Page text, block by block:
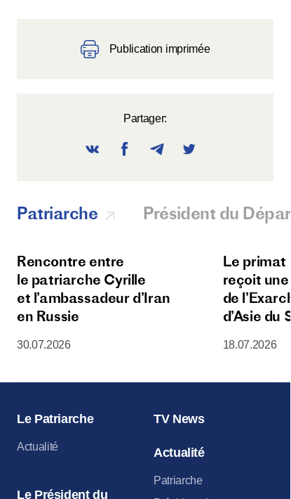
Publication imprimée
Partager:
Patriarche Président du
Rencontre entre
le patriarche Cyrille
et l’ambassadeur d’Iran
en Russie
30.07.2026
Le primat
reçoit
de
d’Asie du
18.07.2026
Le Patriarche
Actualité
Le Président du
TV News
Actualité
Patriarche